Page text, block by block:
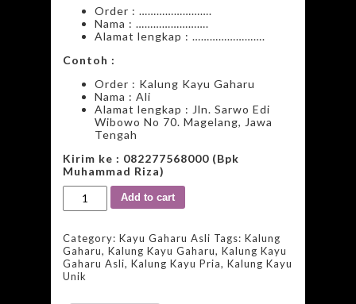
Order : …………………….
Nama : …………………….
Alamat lengkap : …………………….
Contoh :
Order : Kalung Kayu Gaharu
Nama : Ali
Alamat lengkap : Jln. Sarwo Edi
Wibowo No 70. Magelang, Jawa
Tengah
Kirim ke : 082277568000 (Bpk
Muhammad Riza)
Add to cart
Category: Kayu Gaharu Asli Tags: Kalung
Gaharu, Kalung Kayu Gaharu, Kalung Kayu
Gaharu Asli, Kalung Kayu Pria, Kalung Kayu
Unik